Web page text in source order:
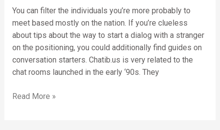
You can filter the individuals you’re more probably to
meet based mostly on the nation. If you’re clueless
about tips about the way to start a dialog with a stranger
on the positioning, you could additionally find guides on
conversation starters. Chatib.us is very related to the
chat rooms launched in the early ‘90s. They
Sex
Chat
Websites
Read More »